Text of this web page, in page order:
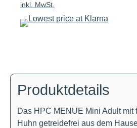
inkl. MwSt.
Produktdetails
Das HPC MENUE Mini Adult mit
Huhn getreidefrei aus dem